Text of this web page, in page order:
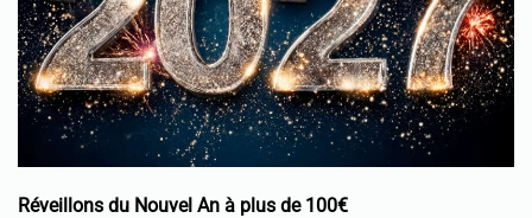
Réveillons du Nouvel An à plus de 100€